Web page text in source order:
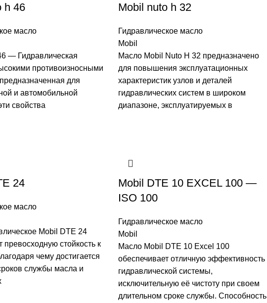
h 46
масло
— Гидравлическая
противоизносными
для
и автомобильной
свойства
Mobil nuto h 32
Гидравлическое масло
Mobil
Масло Mobil Nuto H 32 предназначено
для повышения эксплуатационных
характеристик узлов и деталей
гидравлических систем в широком
диапазоне, эксплуатируемых в
24
масло
Mobil DTE 24
превосходную стойкость к
чему достигается
службы масла и
Mobil DTE 10 EXCEL 100 —
ISO 100
Гидравлическое масло
Mobil
Масло Mobil DTE 10 Excel 100
обеспечивает отличную эффективность
гидравлической системы,
исключительную её чистоту при своем
длительном сроке службы. Способность